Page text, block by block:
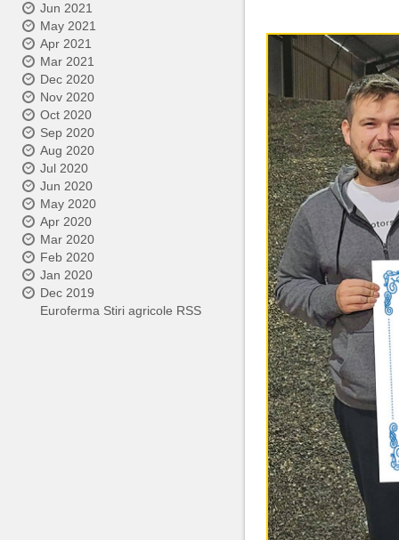
Jun 2021
May 2021
Apr 2021
Mar 2021
Dec 2020
Nov 2020
Oct 2020
Sep 2020
Aug 2020
Jul 2020
Jun 2020
May 2020
Apr 2020
Mar 2020
Feb 2020
Jan 2020
Dec 2019
Euroferma Stiri agricole RSS